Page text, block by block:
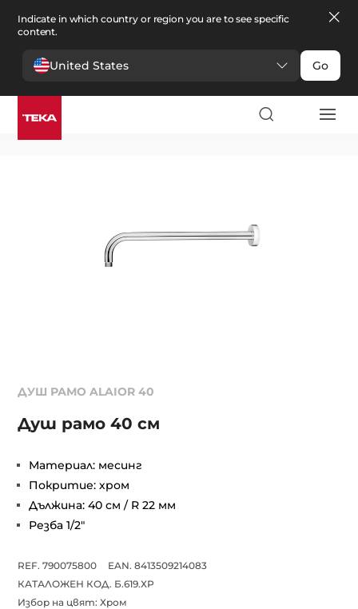
Indicate in which country or region you are to see specific
content.
United States Go
ДУШ РАМО ALAIOR 40
Душ рамо 40 см
Материал: месинг
Покритие: хром
Дължина: 40 см / R 22 мм
Резба 1/2"
REF. 790075800
EAN. 8413509214083
КАТАЛОЖЕН КОД. Б.619.ХР
Избор на цвят:Хром